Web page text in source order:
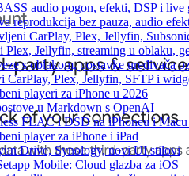
audio pogon, efekti, DSP i live
reprodukcija bez pauza, audio
CarPlay, Plex, Jellyfin,
Jellyfin, streaming u oblaku,
s oblakom, postavke uređivača
CarPlay, Plex, Jellyfin, SFTP i
playeri za iPhone u 2026
u Markdown s OpenAI
FLAC i DSD na iPhoneu i
player za iPhone i iPad
Drive, Synology, novi UI stilovi
Mobile: Cloud glazba za iOS